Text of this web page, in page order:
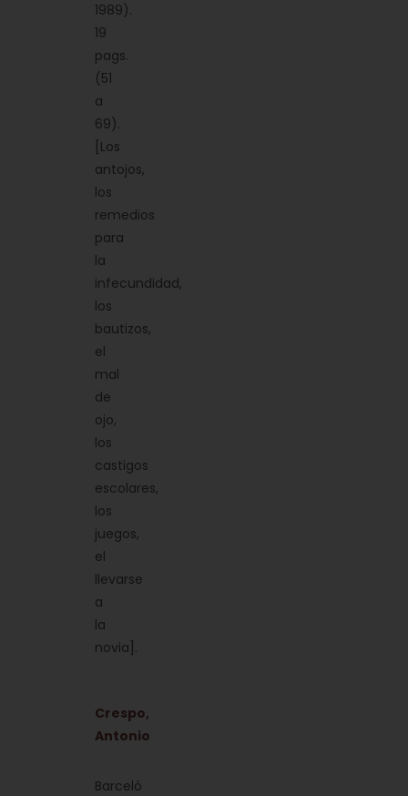
1989).
19
pags.
(51
a
69).
[Los
antojos,
los
remedios
para
la
infecundidad,
los
bautizos,
el
mal
de
ojo,
los
castigos
escolares,
los
juegos,
el
llevarse
a
la
novia].
Crespo,
Antonio
Barceló